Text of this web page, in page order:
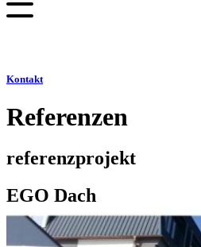
Kontakt
Referenzen
referenzprojekt
EGO Dach